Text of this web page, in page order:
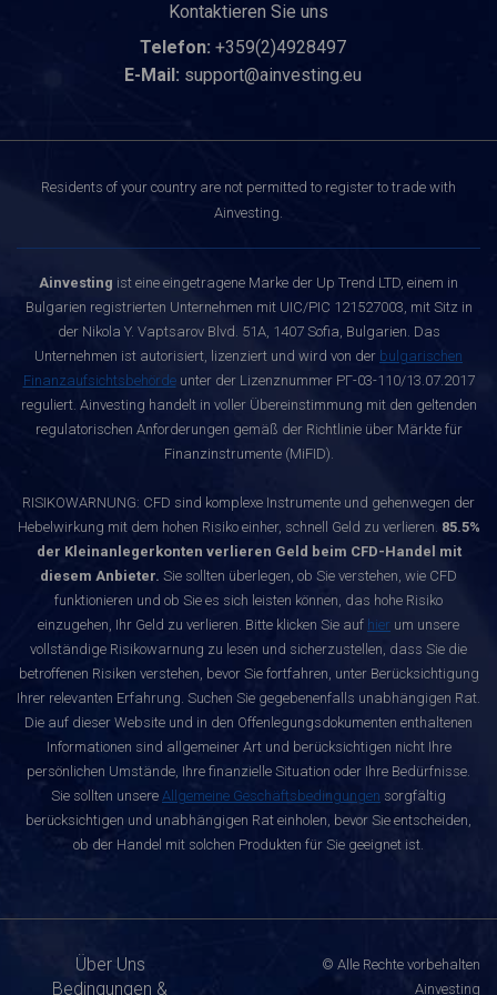
Kontaktieren Sie uns
Telefon: +359(2)4928497
E-Mail: support@ainvesting.eu
Residents of your country are not permitted to register to trade with
Ainvesting.
Ainvesting ist eine eingetragene Marke der Up Trend LTD, einem in
Bulgarien registrierten Unternehmen mit UIC/PIC 121527003, mit Sitz in
der Nikola Y. Vaptsarov Blvd. 51A, 1407 Sofia, Bulgarien. Das
Unternehmen ist autorisiert, lizenziert und wird von der bulgarischen
Finanzaufsichtsbehördeunter der Lizenznummer РГ-03-110/13.07.2017
reguliert. Ainvesting handelt in voller Übereinstimmung mit den geltenden
regulatorischen Anforderungen gemäß der Richtlinie über Märkte für
Finanzinstrumente (MiFID).
RISIKOWARNUNG: CFD sind komplexe Instrumente und gehenwegen der
Hebelwirkung mit dem hohen Risiko einher, schnell Geld zu verlieren. 85.5%
der Kleinanlegerkonten verlieren Geld beim CFD-Handel mit
diesem Anbieter. Sie sollten überlegen, ob Sie verstehen, wie CFD
funktionieren und ob Sie es sich leisten können, das hohe Risiko
einzugehen, Ihr Geld zu verlieren. Bitte klicken Sie auf hier um unsere
vollständige Risikowarnung zu lesen und sicherzustellen, dass Sie die
betroffenen Risiken verstehen, bevor Sie fortfahren, unter Berücksichtigung
Ihrer relevanten Erfahrung. Suchen Sie gegebenenfalls unabhängigen Rat.
Die auf dieser Website und in den Offenlegungsdokumenten enthaltenen
Informationen sind allgemeiner Art und berücksichtigen nicht Ihre
persönlichen Umstände, Ihre finanzielle Situation oder Ihre Bedürfnisse.
Sie sollten unsere Allgemeine Geschäftsbedingungen sorgfältig
berücksichtigen und unabhängigen Rat einholen, bevor Sie entscheiden,
ob der Handel mit solchen Produkten für Sie geeignet ist.
Über Uns
Bedingungen &
© Alle Rechte vorbehalten
Ainvesting